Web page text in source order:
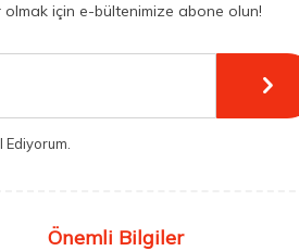
için e-bültenimize abone olun!
Ediyorum.
Önemli Bilgiler